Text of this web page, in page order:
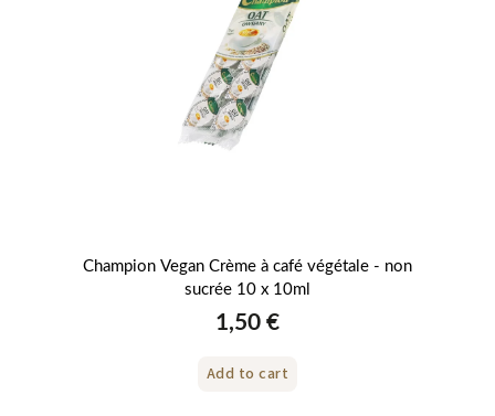
Champion Vegan Crème à café végétale - non
sucrée 10 x 10ml
1,50 €
Add to cart